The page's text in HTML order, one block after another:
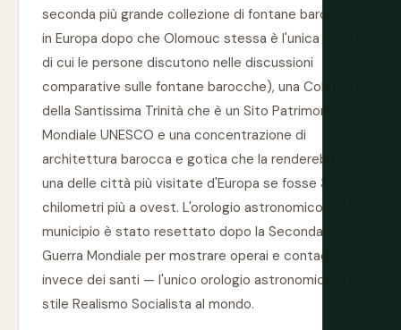
seconda più grande collezione di fontane barocche
in Europa dopo che Olomouc stessa è l'unica cosa
di cui le persone discutono nelle discussioni
comparative sulle fontane barocche), una Colonna
della Santissima Trinità che è un Sito Patrimonio
Mondiale UNESCO e una concentrazione di
architettura barocca e gotica che la renderebbe
una delle città più visitate d'Europa se fosse 300
chilometri più a ovest. L'orologio astronomico del
municipio è stato resettato dopo la Seconda
Guerra Mondiale per mostrare operai e contadini
invece dei santi — l'unico orologio astronomico in
stile Realismo Socialista al mondo.